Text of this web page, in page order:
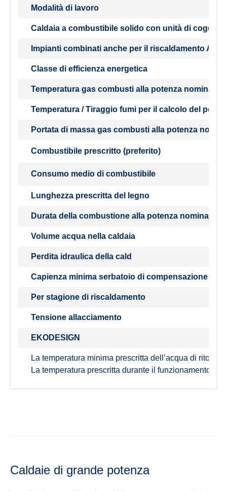
Modalità di lavoro
Caldaia a combustibile solido con unità di
Impianti combinati anche per il riscaldamento ACS
Classe di efficienza energetica
Temperatura gas combusti alla potenza nominale
Temperatura / Tiraggio fumi per il calcolo del
Portata di massa gas combusti alla potenza
Combustibile prescritto (preferito)
Consumo medio di combustibile
Lunghezza prescritta del legno
Durata della combustione alla potenza nominale
Volume acqua nella caldaia
Perdita idraulica della cald
Capienza minima serbatoio di compensazione
Per stagione di riscaldamento
Tensione allacciamento
EKODESIGN
La temperatura minima prescritta dell’acqua di ritorno
La temperatura prescritta durante il funzionamento è
Caldaie di grande potenza